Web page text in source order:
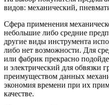
видов: механический,
Сфера применения
небольшие либо средние
другие виды инструмента
либо нет возможности. Для
или фабрик прекрасно
и электрический для обвязки
преимуществом данных
экономия времени при их
качестве.